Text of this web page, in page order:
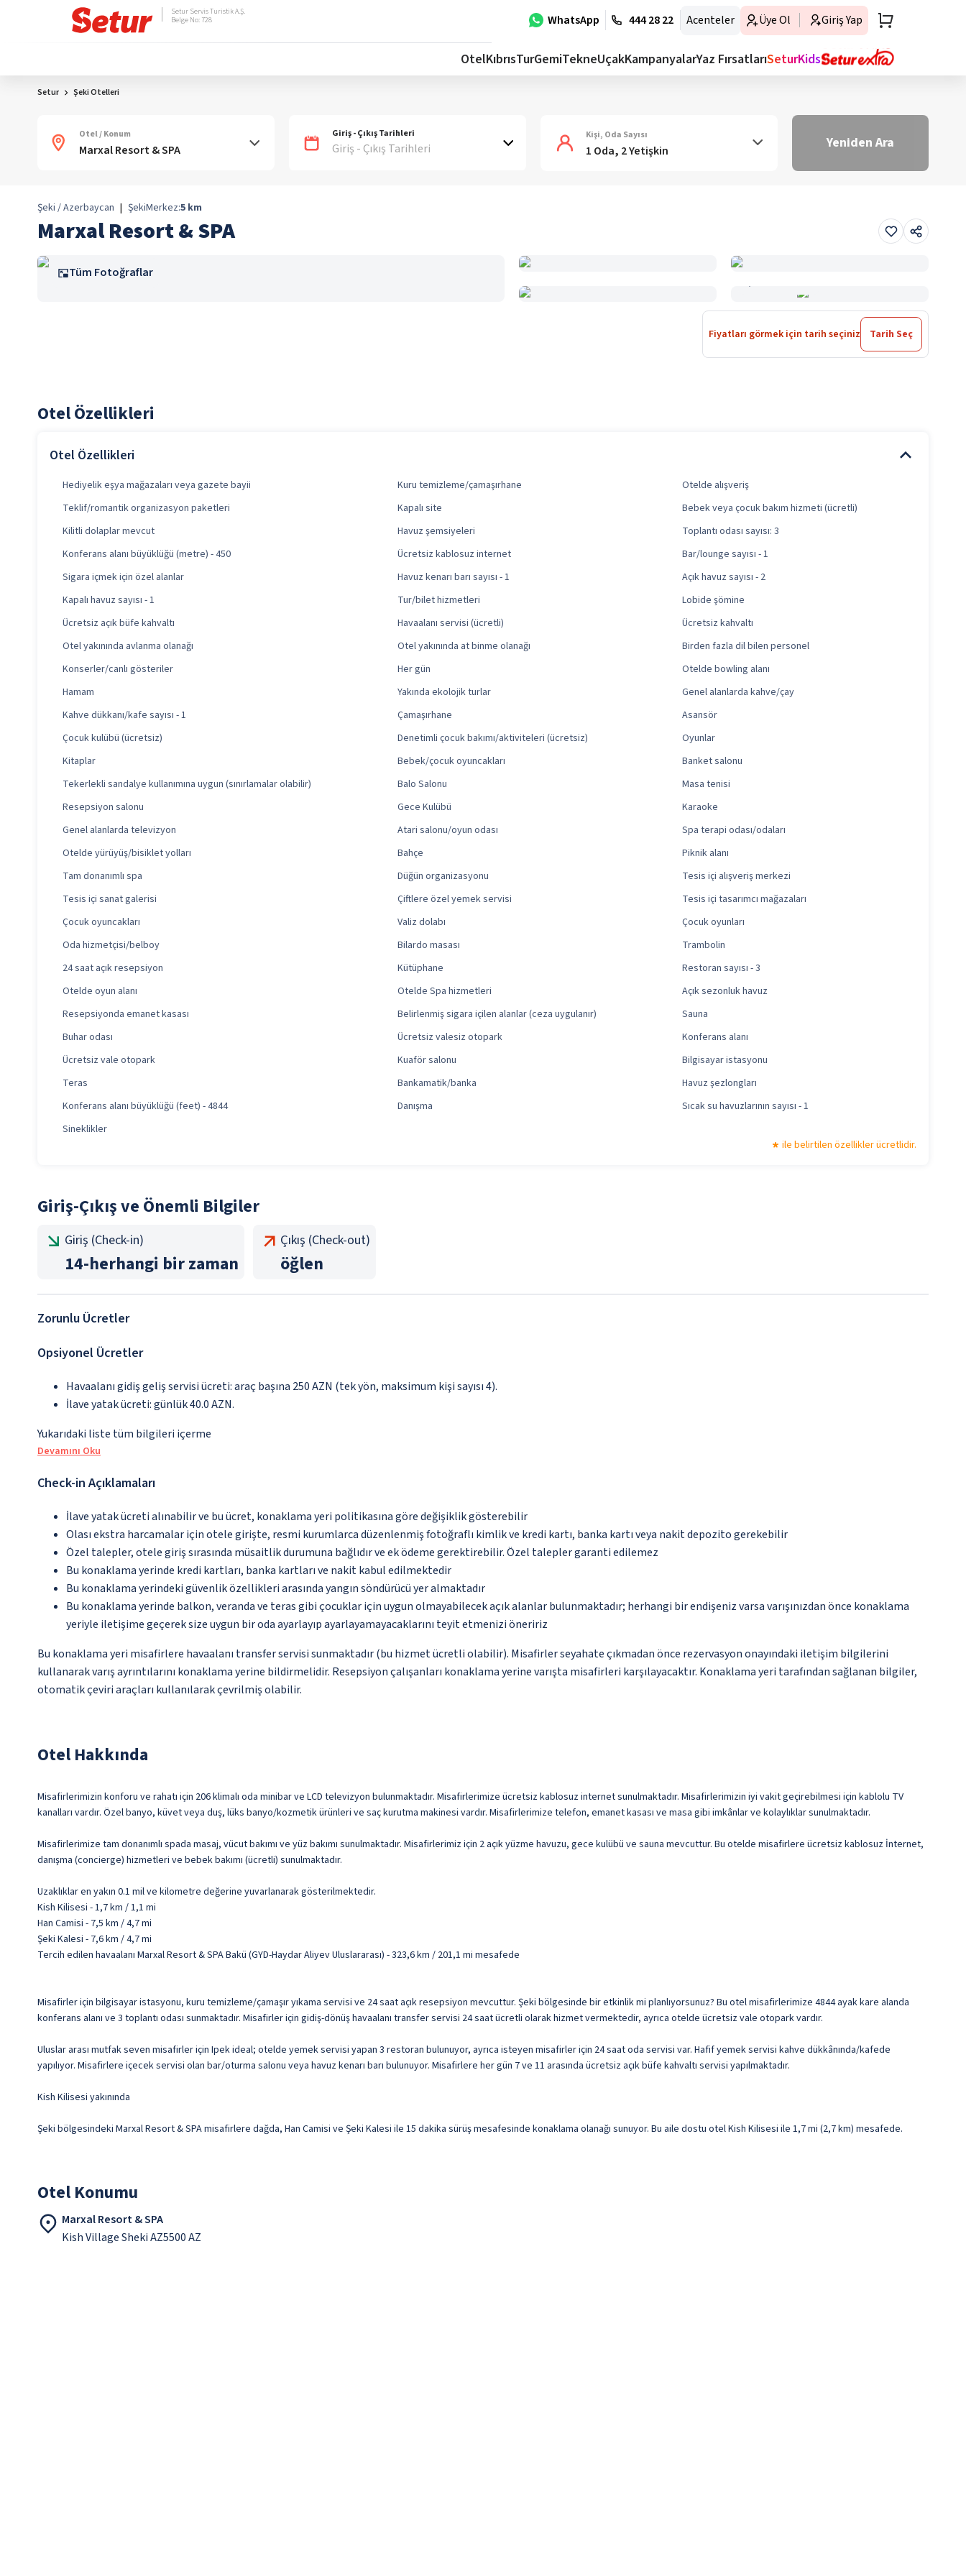
WhatsApp 444 28 22 Acenteler Üye Ol Giriş Yap
Setur Servis Turistik A.Ş.
Belge No: 728
OtelKıbrısTurGemiTekneUçakKampanyalarYaz FırsatlarıSeturKids
Setur Şeki Otelleri
Otel / Konum Giriş - Çıkış Tarihleri
Giriş - Çıkış Tarihleri
Kişi, Oda Sayısı
1 Oda, 2 Yetişkin Yeniden Ara
Şeki / Azerbaycan | ŞekiMerkez:5 km
Marxal Resort & SPA
Tüm Fotoğraflar
Fiyatları görmek için tarih seçiniz Tarih Seç
Otel Özellikleri
Otel Özellikleri
Hediyelik eşya mağazaları veya gazete bayii Kuru temizleme/çamaşırhane
Otelde alışveriş
Teklif/romantik organizasyon paketleri
Kapalı site
Bebek veya çocuk bakım hizmeti (ücretli)
Kilitli dolaplar mevcut
Havuz şemsiyeleri
Toplantı odası sayısı: 3
Konferans alanı büyüklüğü (metre) - 450
Ücretsiz kablosuz internet
Bar/lounge sayısı - 1
Sigara içmek için özel alanlar
Havuz kenarı barı sayısı - 1
Açık havuz sayısı - 2
Kapalı havuz sayısı - 1
Tur/bilet hizmetleri
Lobide şömine
Ücretsiz açık büfe kahvaltı
Havaalanı servisi (ücretli)
Ücretsiz kahvaltı
Otel yakınında avlanma olanağı
Otel yakınında at binme olanağı
Birden fazla dil bilen personel
Konserler/canlı gösteriler
Her gün
Otelde bowling alanı
Hamam
Yakında ekolojik turlar
Genel alanlarda kahve/çay
Kahve dükkanı/kafe sayısı - 1
Çamaşırhane
Asansör
Çocuk kulübü (ücretsiz)
Denetimli çocuk bakımı/aktiviteleri (ücretsiz)
Oyunlar
Kitaplar
Bebek/çocuk oyuncakları
Banket salonu
Tekerlekli sandalye kullanımına uygun (sınırlamalar olabilir)
Balo Salonu
Masa tenisi
Resepsiyon salonu
Gece Kulübü
Karaoke
Genel alanlarda televizyon
Atari salonu/oyun odası
Spa terapi odası/odaları
Otelde yürüyüş/bisiklet yolları
Bahçe
Piknik alanı
Tam donanımlı spa
Düğün organizasyonu
Tesis içi alışveriş merkezi
Tesis içi sanat galerisi
Çiftlere özel yemek servisi
Tesis içi tasarımcı mağazaları
Çocuk oyuncakları
Valiz dolabı
Çocuk oyunları
Oda hizmetçisi/belboy
Bilardo masası
Trambolin
24 saat açık resepsiyon
Kütüphane
Restoran sayısı - 3
Otelde oyun alanı
Otelde Spa hizmetleri
Açık sezonluk havuz
Resepsiyonda emanet kasası
Belirlenmiş sigara içilen alanlar (ceza uygulanır)
Sauna
Buhar odası
Ücretsiz valesiz otopark
Konferans alanı
Ücretsiz vale otopark
Kuaför salonu
Bilgisayar istasyonu
Teras
Bankamatik/banka
Havuz şezlongları
Konferans alanı büyüklüğü (feet) - 4844
Danışma
Sıcak su havuzlarının sayısı - 1
Sineklikler
ile belirtilen özellikler ücretlidir.
Giriş-Çıkış ve Önemli Bilgiler
Giriş (Check-in)
14-herhangi bir zaman
Çıkış (Check-out)
öğlen
Zorunlu Ücretler
Opsiyonel Ücretler
Havaalanı gidiş geliş servisi ücreti: araç başına 250 AZN (tek yön, maksimum kişi sayısı 4).
İlave yatak ücreti: günlük 40.0 AZN.
Yukarıdaki liste tüm bilgileri içerme
Devamını Oku
Check-in Açıklamaları
İlave yatak ücreti alınabilir ve bu ücret, konaklama yeri politikasına göre değişiklik gösterebilir
Olası ekstra harcamalar için otele girişte, resmi kurumlarca düzenlenmiş fotoğraflı kimlik ve kredi kartı, banka kartı veya nakit depozito gerekebilir
Özel talepler, otele giriş sırasında müsaitlik durumuna bağlıdır ve ek ödeme gerektirebilir. Özel talepler garanti edilemez
Bu konaklama yerinde kredi kartları, banka kartları ve nakit kabul edilmektedir
Bu konaklama yerindeki güvenlik özellikleri arasında yangın söndürücü yer almaktadır
Bu konaklama yerinde balkon, veranda ve teras gibi çocuklar için uygun olmayabilecek açık alanlar bulunmaktadır; herhangi bir endişeniz varsa varışınızdan önce konaklama
yeriyle iletişime geçerek size uygun bir oda ayarlayıp ayarlayamayacaklarını teyit etmenizi öneririz
Bu konaklama yeri misafirlere havaalanı transfer servisi sunmaktadır (bu hizmet ücretli olabilir). Misafirler seyahate çıkmadan önce rezervasyon onayındaki iletişim bilgilerini
kullanarak varış ayrıntılarını konaklama yerine bildirmelidir. Resepsiyon çalışanları konaklama yerine varışta misafirleri karşılayacaktır. Konaklama yeri tarafından sağlanan bilgiler,
otomatik çeviri araçları kullanılarak çevrilmiş olabilir.
Otel Hakkında
Misafirlerimizin konforu ve rahatı için 206 klimalı oda minibar ve LCD televizyon bulunmaktadır. Misafirlerimize ücretsiz kablosuz internet sunulmaktadır. Misafirlerimizin iyi vakit geçirebilmesi için kablolu TV
kanalları vardır. Özel banyo, küvet veya duş, lüks banyo/kozmetik ürünleri ve saç kurutma makinesi vardır. Misafirlerimize telefon, emanet kasası ve masa gibi imkânlar ve kolaylıklar sunulmaktadır.
Misafirlerimize tam donanımlı spada masaj, vücut bakımı ve yüz bakımı sunulmaktadır. Misafirlerimiz için 2 açık yüzme havuzu, gece kulübü ve sauna mevcuttur. Bu otelde misafirlere ücretsiz kablosuz İnternet,
danışma (concierge) hizmetleri ve bebek bakımı (ücretli) sunulmaktadır.
Uzaklıklar en yakın 0.1 mil ve kilometre değerine yuvarlanarak gösterilmektedir.
Kish Kilisesi - 1,7 km / 1,1 mi
Han Camisi - 7,5 km / 4,7 mi
Şeki Kalesi - 7,6 km / 4,7 mi
Tercih edilen havaalanı Marxal Resort & SPA Bakü (GYD-Haydar Aliyev Uluslararası) - 323,6 km / 201,1 mi mesafede
Misafirler için bilgisayar istasyonu, kuru temizleme/çamaşır yıkama servisi ve 24 saat açık resepsiyon mevcuttur. Şeki bölgesinde bir etkinlik mi planlıyorsunuz? Bu otel misafirlerimize 4844 ayak kare alanda
konferans alanı ve 3 toplantı odası sunmaktadır. Misafirler için gidiş-dönüş havaalanı transfer servisi 24 saat ücretli olarak hizmet vermektedir, ayrıca otelde ücretsiz vale otopark vardır.
Uluslar arası mutfak seven misafirler için Ipek ideal; otelde yemek servisi yapan 3 restoran bulunuyor, ayrıca isteyen misafirler için 24 saat oda servisi var. Hafif yemek servisi kahve dükkânında/kafede
yapılıyor. Misafirlere içecek servisi olan bar/oturma salonu veya havuz kenarı barı bulunuyor. Misafirlere her gün 7 ve 11 arasında ücretsiz açık büfe kahvaltı servisi yapılmaktadır.
Kish Kilisesi yakınında
Şeki bölgesindeki Marxal Resort & SPA misafirlere dağda, Han Camisi ve Şeki Kalesi ile 15 dakika sürüş mesafesinde konaklama olanağı sunuyor. Bu aile dostu otel Kish Kilisesi ile 1,7 mi (2,7 km) mesafede.
Otel Konumu
Marxal Resort & SPA
Kish Village Sheki AZ5500 AZ